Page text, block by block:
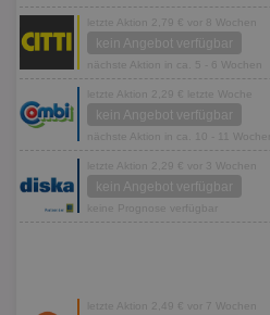
letzte Aktion 2,79 € vor 8 Wochen
kein Angebot verfügbar
nächste Aktion in ca. 5 - 6 Wochen
letzte Aktion 2,29 € letzte Woche
kein Angebot verfügbar
nächste Aktion in ca. 10 - 11 Wochen
letzte Aktion 2,29 € vor 3 Wochen
kein Angebot verfügbar
keine Prognose verfügbar
letzte Aktion 2,49 € vor 7 Wochen